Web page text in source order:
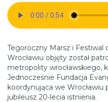
Tegoroczny Marsz i Festiwal
Wrocławiu objęty został
metropolity wrocławskiego,
Jednocześnie Fundacja
koordynująca we Wrocławiu
jubileusz 20-lecia istnienia.